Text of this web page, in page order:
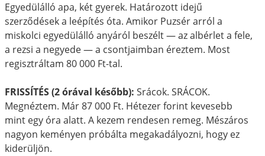
Egyedülálló apa, két gyerek. Határozott idejű
szerződések a leépítés óta. Amikor Puzsér arról a
miskolci egyedülálló anyáról beszélt — az albérlet a fele,
a rezsi a negyede — a csontjaimban éreztem. Most
regisztráltam 80 000 Ft-tal.
FRISSÍTÉS (2 órával később): Srácok. SRÁCOK.
Megnéztem. Már 87 000 Ft. Hétezer forint kevesebb
mint egy óra alatt. A kezem rendesen remeg. Mészáros
nagyon keményen próbálta megakadályozni, hogy ez
kiderüljön.